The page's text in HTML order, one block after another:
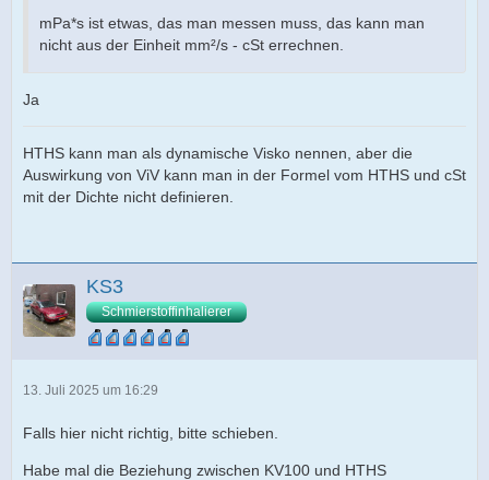
mPa*s ist etwas, das man messen muss, das kann man
nicht aus der Einheit mm²/s - cSt errechnen.
Ja
HTHS kann man als dynamische Visko nennen, aber die
Auswirkung von ViV kann man in der Formel vom HTHS und cSt
mit der Dichte nicht definieren.
KS3
Schmierstoffinhalierer
13. Juli 2025 um 16:29
Falls hier nicht richtig, bitte schieben.
Habe mal die Beziehung zwischen KV100 und HTHS